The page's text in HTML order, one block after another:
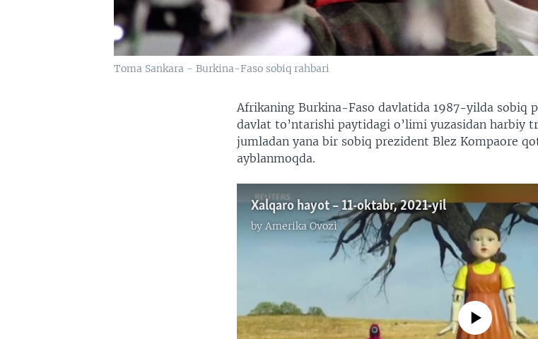
Toma Sankara - Burkina-Faso sobiq rahbari
Afrikaning Burkina-Faso davlatida 1987-yilda sobiq
davlat to’ntarishi paytidagi o’limi yuzasidan harbiy
jumladan yana bir sobiq prezident Blez Kompaore
ayblanmoqda.
Xalqaro hayot – 11-oktabr, 2021-yil
byAmerika Ovozi
No media source currently